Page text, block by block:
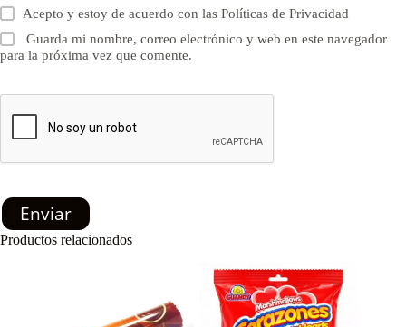
Acepto y estoy de acuerdo con lasPolíticas de Privacidad
Guarda mi nombre, correo electrónico y web en este navegador
para la próxima vez que comente.
Enviar
Productos relacionados